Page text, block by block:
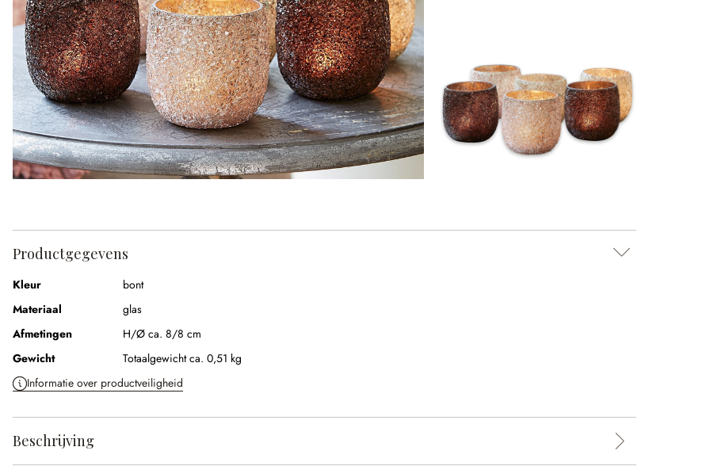
Productgegevens
Kleur
bont
Materiaal
glas
Afmetingen
H/Ø ca. 8/8 cm
Gewicht
Totaalgewicht ca. 0,51 kg
Informatie over productveiligheid
Beschrijving